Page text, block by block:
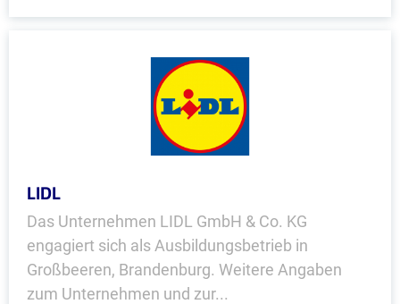
LIDL
Das Unternehmen LIDL GmbH & Co. KG
engagiert sich als Ausbildungsbetrieb in
Großbeeren, Brandenburg. Weitere Angaben
zum Unternehmen und zur...